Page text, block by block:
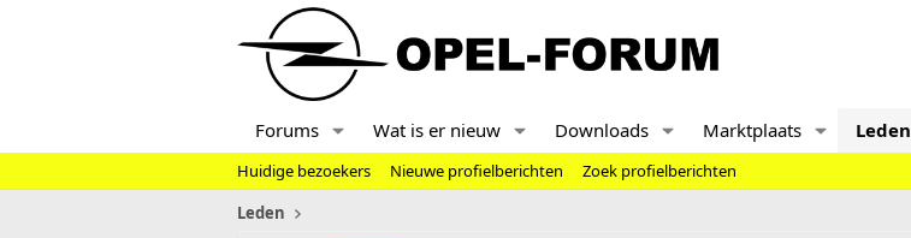
Forums Wat is er nieuw Downloads Marktplaats Leden
Huidige bezoekers Nieuwe profielberichten
Zoek profielberichten
Leden